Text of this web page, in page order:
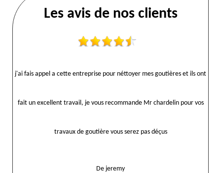
Les avis de nos clients
j'ai fais appel a cette entreprise pour néttoyer mes goutières et ils ont
fait un excellent travail, je vous recommande Mr chardelin pour vos
travaux de goutière vous serez pas déçus
De jeremy